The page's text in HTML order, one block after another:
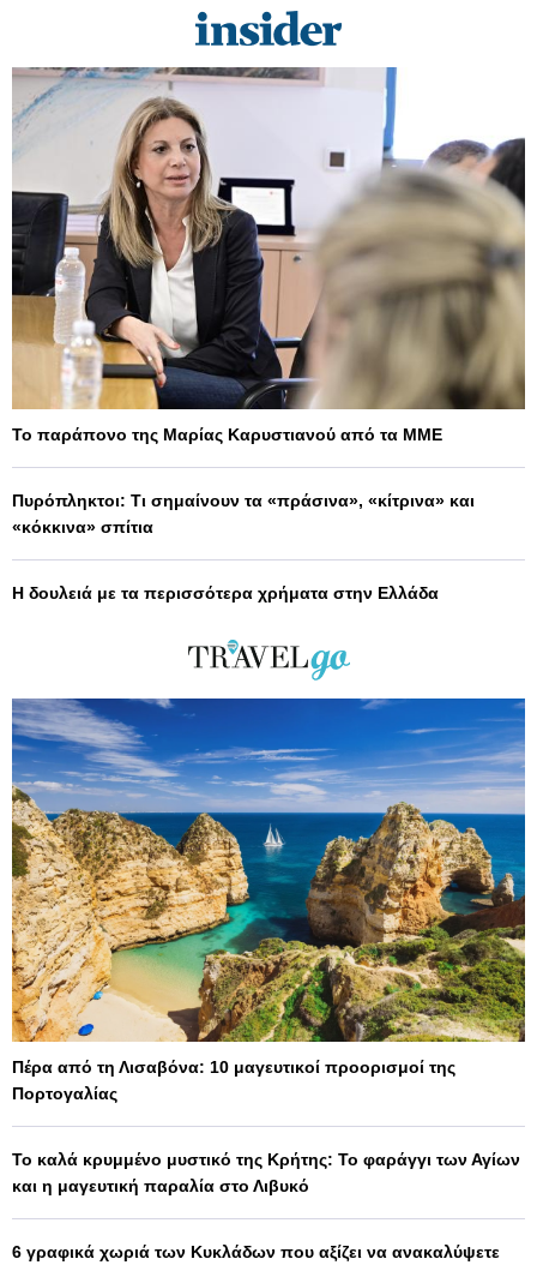
Το παράπονο της Μαρίας Καρυστιανού από τα ΜΜΕ
Πυρόπληκτοι: Τι σημαίνουν τα «πράσινα», «κίτρινα» και
«κόκκινα» σπίτια
Η δουλειά με τα περισσότερα χρήματα στην Ελλάδα
Πέρα από τη Λισαβόνα: 10 μαγευτικοί προορισμοί της
Πορτογαλίας
Το καλά κρυμμένο μυστικό της Κρήτης: Το φαράγγι των Αγίων
και η μαγευτική παραλία στο Λιβυκό
6 γραφικά χωριά των Κυκλάδων που αξίζει να ανακαλύψετε